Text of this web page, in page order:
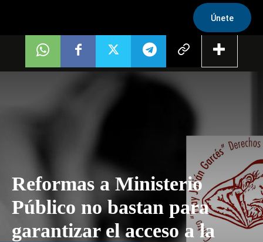
Únete
Reformas a Ministerio
Público no bastan para
garantizar el acceso a la